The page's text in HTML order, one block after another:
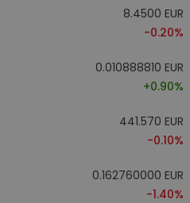
8.4500 EUR
-0.20%
0.010888810 EUR
+0.90%
441.570 EUR
-0.10%
0.162760000 EUR
-1.40%